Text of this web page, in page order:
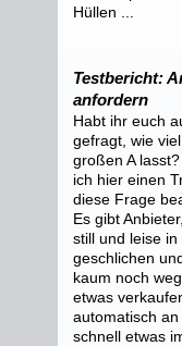
Hüllen ...
Testbericht:
anfordern
Habt ihr euch
gefragt, wie
großen A
ich hier einen
diese Frage
Es gibt
still und leise
geschlichen
kaum noch
etwas
automatisch an
schnell etwas